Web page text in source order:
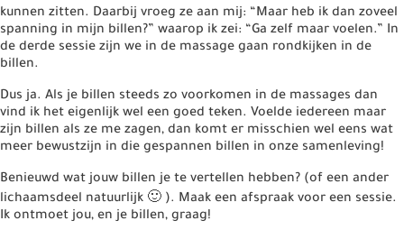
kunnen zitten. Daarbij vroeg ze aan mij: “Maar heb ik dan zoveel
spanning in mijn billen?” waarop ik zei: “Ga zelf maar voelen.” In
de derde sessie zijn we in de massage gaan rondkijken in de
billen.
Dus ja. Als je billen steeds zo voorkomen in de massages dan
vind ik het eigenlijk wel een goed teken. Voelde iedereen maar
zijn billen als ze me zagen, dan komt er misschien wel eens wat
meer bewustzijn in die gespannen billen in onze samenleving!
Benieuwd wat jouw billen je te vertellen hebben? (of een ander
lichaamsdeel natuurlijk 🙂 ). Maak een afspraak voor een sessie.
Ik ontmoet jou, en je billen, graag!